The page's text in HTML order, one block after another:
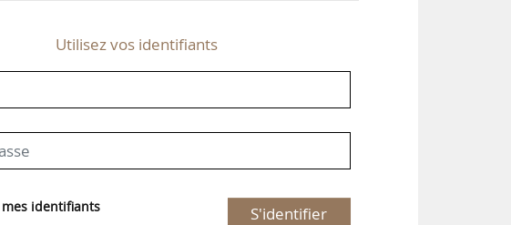
Utilisez vos identifiants
identifiants S'identifier